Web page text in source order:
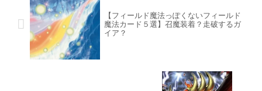
【フィールド魔法っぽくないフィールド
魔法カード５選】召魔装着？走破するガ
イア？